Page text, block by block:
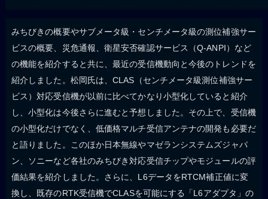
みちびきの概要やサブメータ級・センチメータ級の測位補強サー
ビスの概要、災危通報、衛星安否確認サービス（Q-ANPI）など
の機能を紹介すると共に、最近の受信機動向と今後のトレンドを
紹介しました。松岡氏は、CLAS（センチメータ級測位補強サー
ビス）対応受信機が以前に比べてかなり小型化していると紹介
し、小型化は今後さらに進むと予想しました。その上で、受信機
の小型化だけでなく、低価格マルチ受信アンテナの開発も必要だ
と語りました。このほか日本無線やマゼランシステムズジャパ
ン、ソニーなど各社のみちびき対応受信チップやモジュールの評
価結果を紹介しました。さらに、L6データをRTCM補正値に変
換し、既存のRTK受信機でCLASを可能にする「L6アダプタ」の